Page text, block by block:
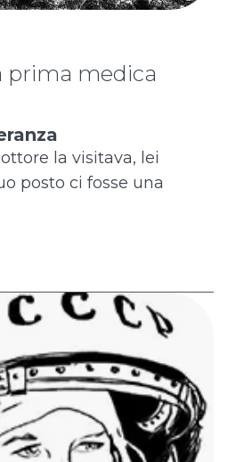
prima medica
la visitava, lei
posto ci fosse una